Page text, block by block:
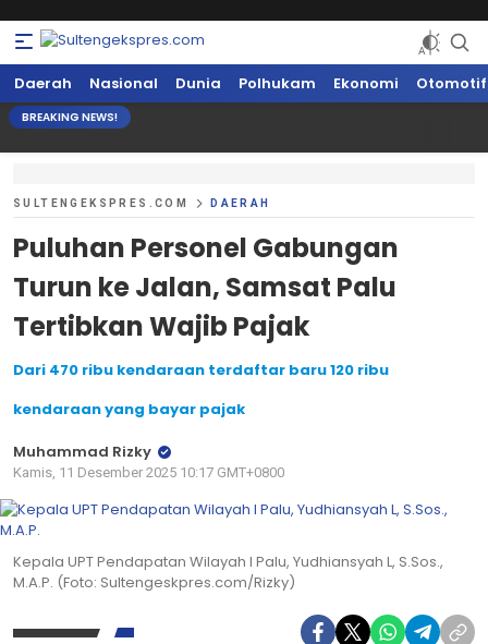
Sultengekspres.com
Berita Seputar Sulteng Hari Ini, Update Terkini, Suaranya Rakyat
Sulteng
Daerah Nasional Dunia Polhukam Ekonomi Otomotif
BREAKING NEWS!
SULTENGEKSPRES.COM DAERAH
Puluhan Personel Gabungan
Turun ke Jalan, Samsat Palu
Tertibkan Wajib Pajak
Dari 470 ribu kendaraan terdaftar baru 120 ribu
kendaraan yang bayar pajak
Muhammad Rizky
Kamis, 11 Desember 2025 10:17 GMT+0800
Kepala UPT Pendapatan Wilayah I Palu, Yudhiansyah L, S.Sos.,
M.A.P. (Foto: Sultengeskpres.com/Rizky)